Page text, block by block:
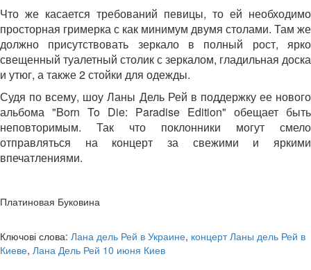
Что же касается требований певицы, то ей необходимо
просторная гримерка с как минимум двумя столами. Там же
должно присутствовать зеркало в полный рост, ярко
свещенный туалетный столик с зеркалом, гладильная доска
и утюг, а также 2 стойки для одежды.
Судя по всему, шоу Ланы Дель Рей в поддержку ее нового
альбома "Born To Die: Paradise Edition" обещает быть
неповторимым. Так что поклонники могут смело
отправляться на концерт за свежими и яркими
впечатлениями.
Платиновая Буковина
Ключові слова: Лана дель Рей в Украине, концерт Ланы дель Рей в
Киеве, Лана Дель Рей 10 июня Киев